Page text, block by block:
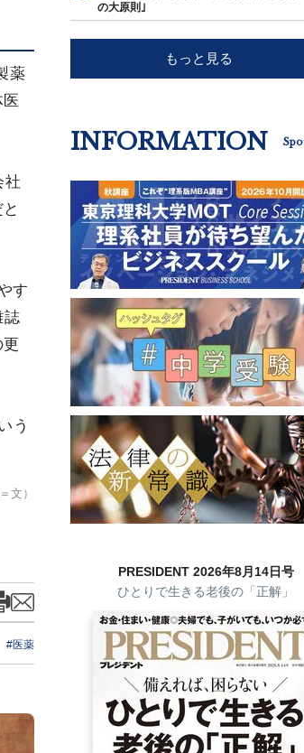
薬
社
す
誌
う
文）
#医薬
の大原則｣
もっと見る
INFORMATION
PRESIDENT 2026年8月14日号
ひとりで生きる老後の「正解」